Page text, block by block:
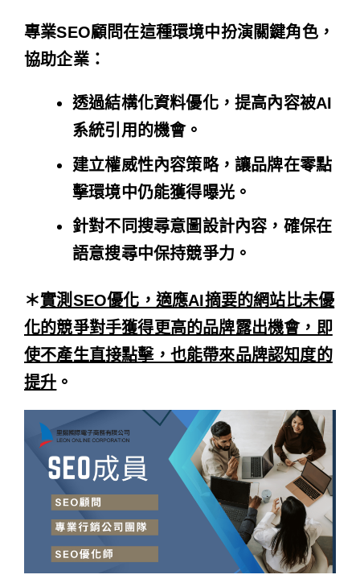
專業SEO顧問在這種環境中扮演關鍵角色，
協助企業：
透過結構化資料優化，提高內容被AI
系統引用的機會。
建立權威性內容策略，讓品牌在零點
擊環境中仍能獲得曝光。
針對不同搜尋意圖設計內容，確保在
語意搜尋中保持競爭力。
＊實測SEO優化，適應AI摘要的網站比未優
化的競爭對手獲得更高的品牌露出機會，即
使不產生直接點擊，也能帶來品牌認知度的
提升 。